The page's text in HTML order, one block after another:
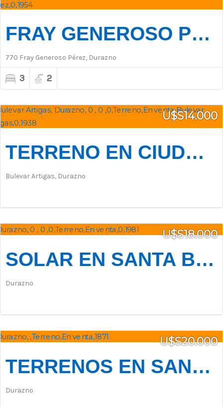
FRAY GENEROSO PÉREZ 770
770 Fray Generoso Pérez, Durazno
3 2
TERRENO EN CIUDAD DEL CARMEN
Bulevar Artigas, Durazno
U$S14.000
SOLAR EN SANTA BERNARDINA
Durazno
U$S18.000
TERRENOS EN SANTA BERNARDINA - FINANCIADOS ENTREGANDO LA MITAD
Durazno
U$S20.000